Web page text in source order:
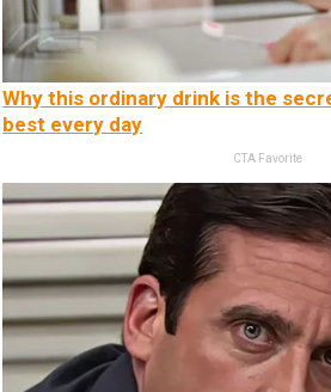
Why this ordinary drink is the
best every day
CTA Favorite